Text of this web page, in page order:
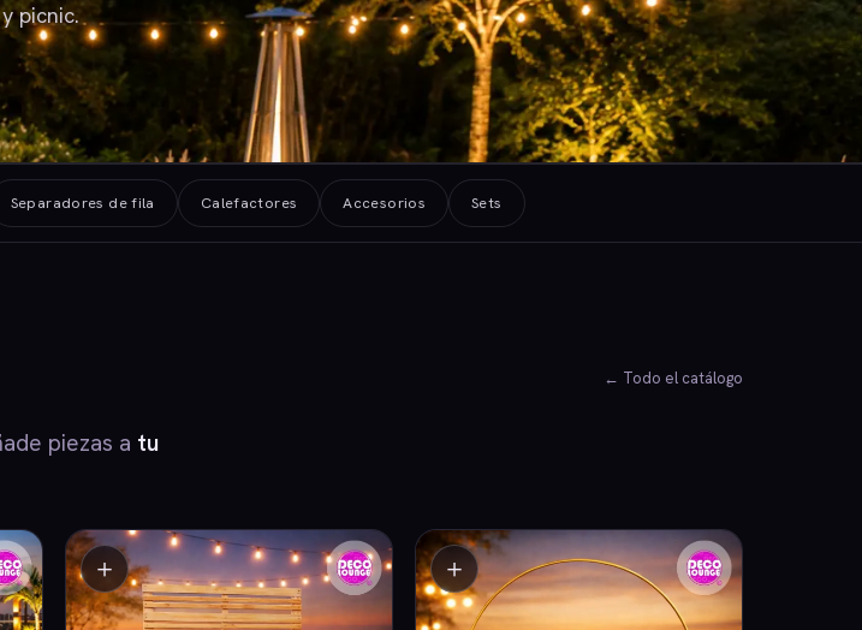
picnic.
Separadores de fila Calefactores Accesorios Sets
← Todo el catálogo
piezas a tu
＋ ＋